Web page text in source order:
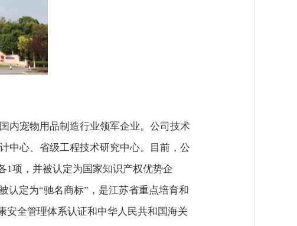
内宠物用品制造行业领军企业。公司技术
中心、省级工程技术研究中心。目前，公
1项，并被认定为国家知识产权优势企
认定为“驰名商标”，是江苏省重点培育和
安全管理体系认证和中华人民共和国海关